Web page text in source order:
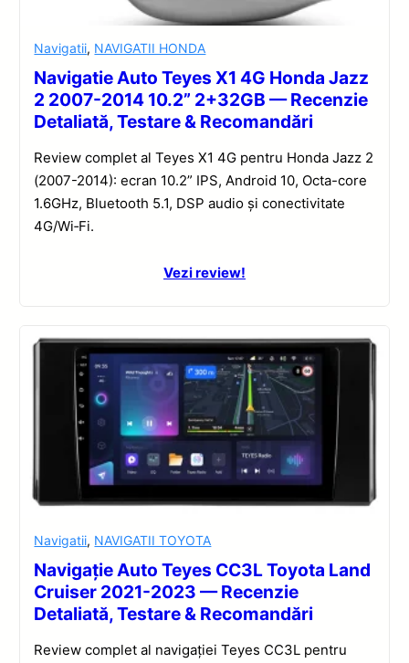
Navigatii, NAVIGATII HONDA
Navigatie Auto Teyes X1 4G Honda Jazz
2 2007-2014 10.2” 2+32GB — Recenzie
Detaliată, Testare & Recomandări
Review complet al Teyes X1 4G pentru Honda Jazz 2
(2007-2014): ecran 10.2” IPS, Android 10, Octa-core
1.6GHz, Bluetooth 5.1, DSP audio și conectivitate
4G/Wi‑Fi.
Vezi review!
Navigatii, NAVIGATII TOYOTA
Navigație Auto Teyes CC3L Toyota Land
Cruiser 2021-2023 — Recenzie
Detaliată, Testare & Recomandări
Review complet al navigației Teyes CC3L pentru